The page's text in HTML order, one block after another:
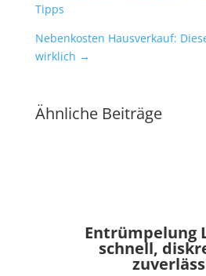
Tipps
Nebenkosten Hausverkauf:
wirklich →
Ähnliche Beiträge
Entrümpelung
schnell,